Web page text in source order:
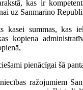
kas ir
uz Sanmarīno
kasei summas, kas
kopiena
pienācīgai šā
ražojumiem